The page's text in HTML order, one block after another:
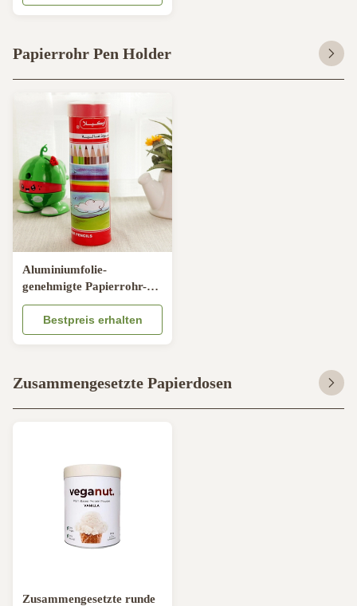
Papierrohr Pen Holder
Aluminiumfolie-
genehmigte Papierrohr-
Pen Holder Pantone
Printed SGS
Bestpreis erhalten
Zusammengesetzte Papierdosen
Zusammengesetzte runde